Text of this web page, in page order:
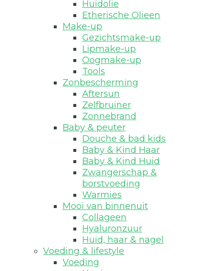
Huidolie
Etherische Olieen
Make-up
Gezichtsmake-up
Lipmake-up
Oogmake-up
Tools
Zonbescherming
Aftersun
Zelfbruiner
Zonnebrand
Baby & peuter
Douche & bad kids
Baby & Kind Haar
Baby & Kind Huid
Zwangerschap &
borstvoeding
Warmies
Mooi van binnenuit
Collageen
Hyaluronzuur
Huid, haar & nagel
Voeding & lifestyle
Voeding